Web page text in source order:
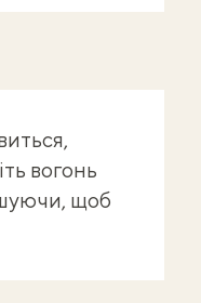
вогонь
щоб